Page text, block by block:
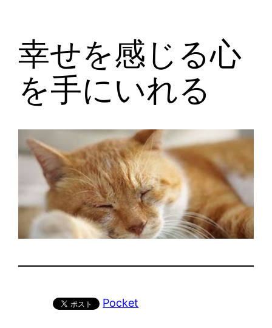
幸せを感じる心
を手にいれる
Pocket